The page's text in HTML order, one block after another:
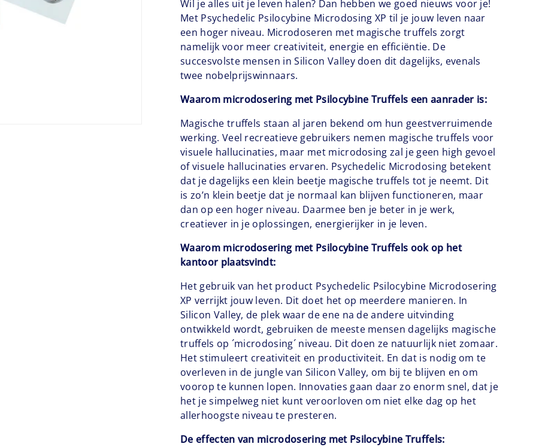
Wil je alles uit je leven halen? Dan hebben we goed nieuws voor je!
Met Psychedelic Psilocybine Microdosing XP til je jouw leven naar
een hoger niveau. Microdoseren met magische truffels zorgt
namelijk voor meer creativiteit, energie en efficiëntie. De
succesvolste mensen in Silicon Valley doen dit dagelijks, evenals
twee nobelprijswinnaars.
Waarom microdosering met Psilocybine Truffels een aanrader is:
Magische truffels staan al jaren bekend om hun geestverruimende
werking. Veel recreatieve gebruikers nemen magische truffels voor
visuele hallucinaties, maar met microdosing zal je geen high gevoel
of visuele hallucinaties ervaren. Psychedelic Microdosing betekent
dat je dagelijks een klein beetje magische truffels tot je neemt. Dit
is zo’n klein beetje dat je normaal kan blijven functioneren, maar
dan op een hoger niveau. Daarmee ben je beter in je werk,
creatiever in je oplossingen, energierijker in je leven.
Waarom microdosering met Psilocybine Truffels ook op het
kantoor plaatsvindt:
Het gebruik van het product Psychedelic Psilocybine Microdosering
XP verrijkt jouw leven. Dit doet het op meerdere manieren. In
Silicon Valley, de plek waar de ene na de andere uitvinding
ontwikkeld wordt, gebruiken de meeste mensen dagelijks magische
truffels op ´microdosing´ niveau. Dit doen ze natuurlijk niet zomaar.
Het stimuleert creativiteit en productiviteit. En dat is nodig om te
overleven in de jungle van Silicon Valley, om bij te blijven en om
voorop te kunnen lopen. Innovaties gaan daar zo enorm snel, dat je
het je simpelweg niet kunt veroorloven om niet elke dag op het
allerhoogste niveau te presteren.
De effecten van microdosering met Psilocybine Truffels: